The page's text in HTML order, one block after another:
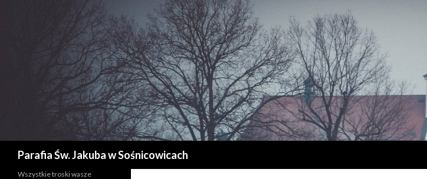
Parafia Św. Jakuba w Sośnicowicach
Wszystkie troski wasze